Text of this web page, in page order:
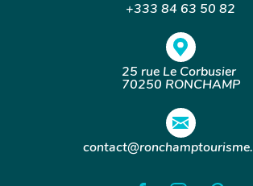
+333 84 63 50 82
25 rue Le Corbusier
70250 RONCHAMP